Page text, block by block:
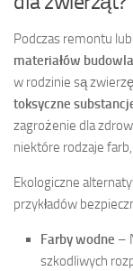
Podczas remontu
materiałów
w rodzinie są
toksyczne
zagrożenie dla
niektóre rodzaje
Ekologiczne
przykładów
Farby wodne –
szkodliwych